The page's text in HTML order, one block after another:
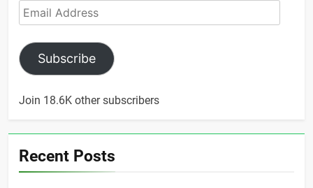
Email
Address
Subscribe
Join 18.6K other subscribers
Recent Posts